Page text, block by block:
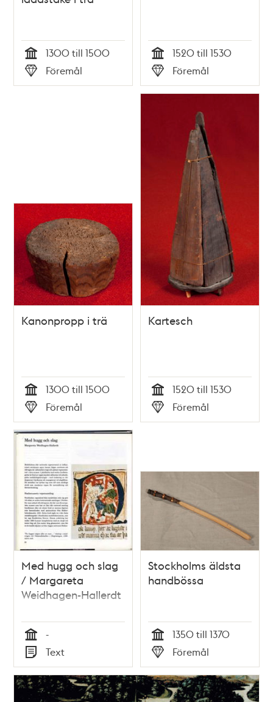
Tid
1300 till 1500
Typ
Föremål Tid
1520 till 1530
Typ
Föremål
Kanonpropp i trä
Tid
1300 till 1500
Typ
Föremål
Kartesch
Tid
1520 till 1530
Typ
Föremål
Med hugg och slag
/ Margareta
Weidhagen-Hallerdt
Tid
-
Typ
Text
Stockholms äldsta
handbössa
Tid
1350 till 1370
Typ
Föremål